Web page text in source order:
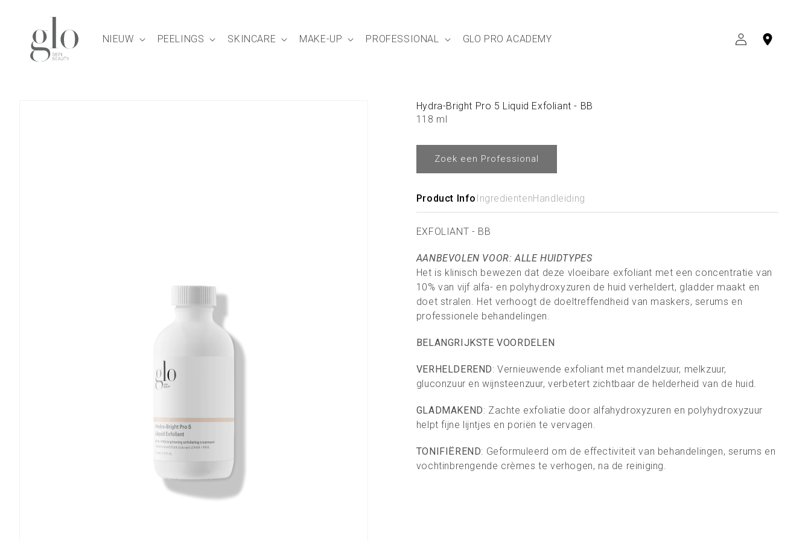
NIEUW PEELINGS SKINCARE MAKE-UP PROFESSIONAL GLO PRO ACADEMY INLOGGEN
Hydra-Bright Pro 5 Liquid Exfoliant - BB
118 ml
Zoek een Professional
Product Info IngredientenHandleiding
EXFOLIANT - BB
AANBEVOLEN VOOR: ALLE HUIDTYPES
Het is klinisch bewezen dat deze vloeibare exfoliant met een concentratie van
10% van vijf alfa- en polyhydroxyzuren de huid verheldert, gladder maakt en
doet stralen. Het verhoogt de doeltreffendheid van maskers, serums en
professionele behandelingen.
BELANGRIJKSTE VOORDELEN
VERHELDEREND: Vernieuwende exfoliant met mandelzuur, melkzuur,
gluconzuur en wijnsteenzuur, verbetert zichtbaar de helderheid van de huid.
GLADMAKEND: Zachte exfoliatie door alfahydroxyzuren en polyhydroxyzuur
helpt fijne lijntjes en poriën te vervagen.
TONIFIËREND: Geformuleerd om de effectiviteit van behandelingen, serums en
vochtinbrengende crèmes te verhogen, na de reiniging.